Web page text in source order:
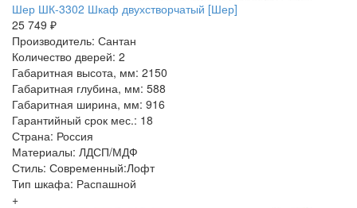
Шер ШК-3302 Шкаф двухстворчатый [Шер]
25 749 ₽
Производитель: Сантан
Количество дверей: 2
Габаритная высота, мм: 2150
Габаритная глубина, мм: 588
Габаритная ширина, мм: 916
Гарантийный срок мес.: 18
Страна: Россия
Материалы: ЛДСП/МДФ
Стиль: Современный:Лофт
Тип шкафа: Распашной
+